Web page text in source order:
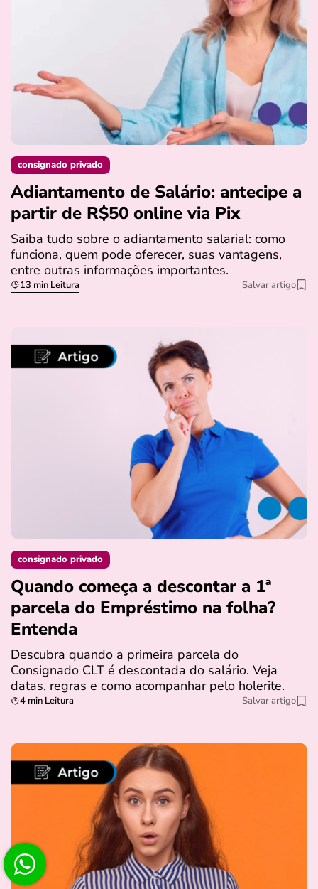
consignado privado
Adiantamento de Salário: antecipe a
partir de R$50 online via Pix
Saiba tudo sobre o adiantamento salarial: como
funciona, quem pode oferecer, suas vantagens,
entre outras informações importantes.
13 min Leitura Salvar artigo
consignado privado
Quando começa a descontar a 1ª
parcela do Empréstimo na folha?
Entenda
Descubra quando a primeira parcela do
Consignado CLT é descontada do salário. Veja
datas, regras e como acompanhar pelo holerite.
4 min Leitura Salvar artigo